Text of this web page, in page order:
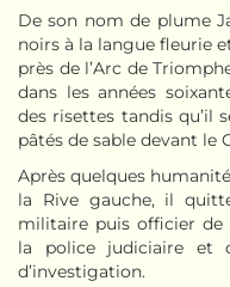
De son nom de plume
noirs à la langue fleurie
près de l’Arc de
dans les années
des risettes tandis qu’il
pâtés de sable devant le
Après quelques
la Rive gauche, il
militaire puis officier de
la police judiciaire et
d’investigation.